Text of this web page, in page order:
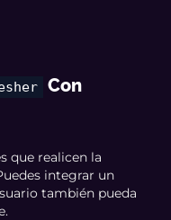
Con
que realicen la
integrar un
también pueda